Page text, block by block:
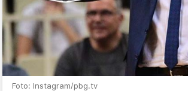
Foto: Instagram/pbg.tv